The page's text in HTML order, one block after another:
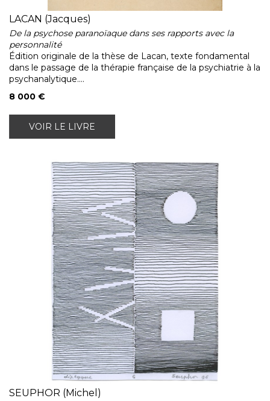
LACAN (Jacques)
De la psychose paranoïaque dans ses rapports avec la
personnalité
Édition originale de la thèse de Lacan, texte fondamental
dans le passage de la thérapie française de la psychiatrie à la
psychanalytique....
8 000 €
VOIR LE LIVRE
SEUPHOR (Michel)